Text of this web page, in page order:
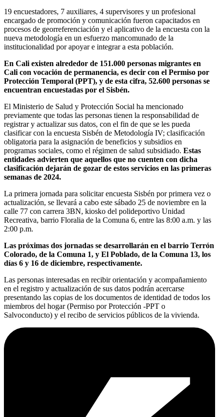
19 encuestadores, 7 auxiliares, 4 supervisores y un profesional
encargado de promoción y comunicación fueron capacitados en
procesos de georreferenciación y el aplicativo de la encuesta con la
nueva metodología en un esfuerzo mancomunado de la
institucionalidad por apoyar e integrar a esta población.
En Cali existen alrededor de 151.000 personas migrantes en
Cali con vocación de permanencia, es decir con el Permiso por
Protección Temporal (PPT), y de esta cifra, 52.600 personas se
encuentran encuestadas por el Sisbén.
El Ministerio de Salud y Protección Social ha mencionado
previamente que todas las personas tienen la responsabilidad de
registrar y actualizar sus datos, con el fin de que se les pueda
clasificar con la encuesta Sisbén de Metodología IV; clasificación
obligatoria para la asignación de beneficios y subsidios en
programas sociales, como el régimen de salud subsidiado. Estas
entidades advierten que aquellos que no cuenten con dicha
clasificación dejarán de gozar de estos servicios en las primeras
semanas de 2024.
La primera jornada para solicitar encuesta Sisbén por primera vez o
actualización, se llevará a cabo este sábado 25 de noviembre en la
calle 77 con carrera 3BN, kiosko del polideportivo Unidad
Recreativa, barrio Floralia de la Comuna 6, entre las 8:00 a.m. y las
2:00 p.m.
Las próximas dos jornadas se desarrollarán en el barrio Terrón
Colorado, de la Comuna 1, y El Poblado, de la Comuna 13, los
días 6 y 16 de diciembre, respectivamente.
Las personas interesadas en recibir orientación y acompañamiento
en el registro y actualización de sus datos podrán acercarse
presentando las copias de los documentos de identidad de todos los
miembros del hogar (Permiso por Protección -PPT o
Salvoconducto) y el recibo de servicios públicos de la vivienda.